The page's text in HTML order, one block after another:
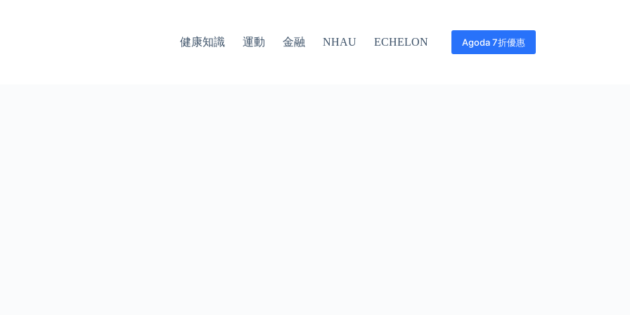
健康知識 運動 金融 NHAU ECHELON Agoda 7折優惠